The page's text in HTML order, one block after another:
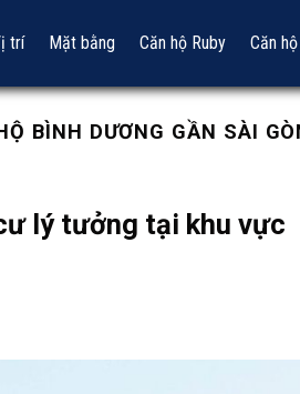
trí Mặt bằng Căn hộ Ruby Căn
BÌNH DƯƠNG GẦN SÀI
lý tưởng tại khu vực